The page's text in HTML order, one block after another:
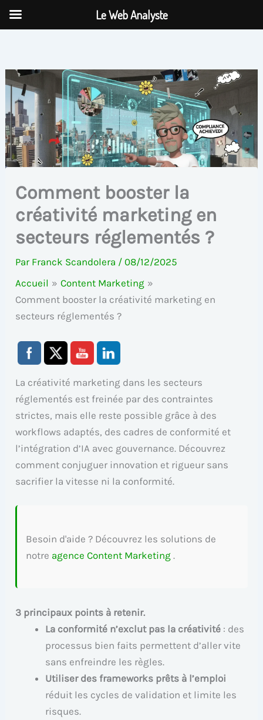
Aller
Comment booster la
créativité marketing en
secteurs réglementés ?
Par Franck Scandolera /08/12/2025
Accueil
Content Marketing
Comment booster la créativité marketing en
secteurs réglementés ?
La créativité marketing dans les secteurs
réglementés est freinée par des contraintes
strictes, mais elle reste possible grâce à des
workflows adaptés, des cadres de conformité et
l’intégration d’IA avec gouvernance. Découvrez
comment conjuguer innovation et rigueur sans
sacrifier la vitesse ni la conformité.
Besoin d'aide ? Découvrez les solutions de
notre agence Content Marketing.
3 principaux points à retenir.
La conformité n’exclut pas la créativité : des
processus bien faits permettent d’aller vite
sans enfreindre les règles.
Utiliser des frameworks prêts à l’emploi
réduit les cycles de validation et limite les
risques.
Le Web Analyste